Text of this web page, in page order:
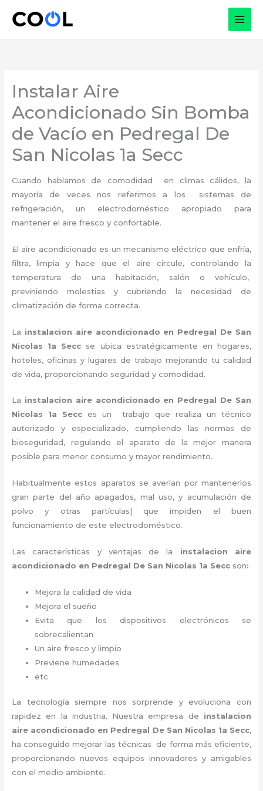
Instalar Aire
Acondicionado Sin Bomba
de Vacío en Pedregal De
San Nicolas 1a Secc
Cuando hablamos de comodidad en climas cálidos, la
mayoría de veces nos referimos a los sistemas de
refrigeración, un electrodoméstico apropiado para
mantener el aire fresco y confortable.
El aire acondicionado es un mecanismo eléctrico que enfría,
filtra, limpia y hace que el aire circule, controlando la
temperatura de una habitación, salón o vehículo,
previniendo molestias y cubriendo la necesidad de
climatización de forma correcta.
La instalacion aire acondicionado en Pedregal De San
Nicolas 1a Secc se ubica estratégicamente en hogares,
hoteles, oficinas y lugares de trabajo mejorando tu calidad
de vida, proporcionando seguridad y comodidad.
La instalacion aire acondicionado en Pedregal De San
Nicolas 1a Secc es un
trabajo que realiza un técnico
autorizado y especializado, cumpliendo las normas de
bioseguridad, regulando el aparato de la mejor manera
posible para menor consumo y mayor rendimiento.
Habitualmente estos aparatos se averían por mantenerlos
gran parte del año apagados, mal uso, y acumulación de
polvo y otras partículas| que impiden el buen
funcionamiento de este electrodoméstico.
Las características y ventajas de la instalacion aire
acondicionado en Pedregal De San Nicolas 1a Secc son:
Mejora la calidad de vida
Mejora el sueño
Evita que los dispositivos electrónicos se
sobrecalientan
Un aire fresco y limpio
Previene humedades
etc
La tecnología siempre nos sorprende y evoluciona con
rapidez en la industria. Nuestra empresa de instalacion
aire acondicionado en Pedregal De San Nicolas 1a Secc,
ha conseguido mejorar las técnicas de forma más eficiente,
proporcionando nuevos equipos innovadores y amigables
con el medio ambiente.